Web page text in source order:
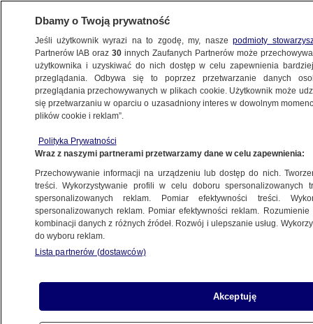
WROCŁAW
KO nie mówi jednym głosem
23.05.2025, 08:07
Posłuchaj artykułu
Czyta lektor AI
Dbamy o Twoją prywatność
Jeśli użytkownik wyrazi na to zgodę, my, naszepodmioty
Partnerów IAB oraz30 innych Zaufanych Partnerów może
użytkownika i uzyskiwać do nich dostęp w celu zapewnienia
przeglądania. Odbywa się to poprzez przetwarzanie danych
przeglądania przechowywanych w plikach cookie. Użytkownik może
się przetwarzaniu w oparciu o uzasadniony interes w dowolnym
plików cookie i reklam”.
Polityka Prywatności
Wraz z naszymi partnerami przetwarzamy dane w celu zapewnienia:
Przechowywanie informacji na urządzeniu lub dostęp do nich.
treści. Wykorzystywanie profili w celu doboru spersonalizowanych
spersonalizowanych reklam. Pomiar efektywności treści.
spersonalizowanych reklam. Pomiar efektywności reklam.
kombinacji danych z różnych źródeł. Rozwój i ulepszanie usług.
do wyboru reklam.
Lista partnerów (dostawców)
Akceptuję